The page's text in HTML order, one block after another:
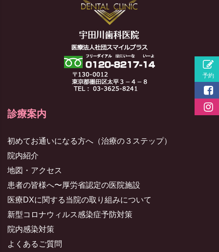
診療案内
初めてお通いになる方へ（治療の３ステップ）
院内紹介
地図・アクセス
患者の皆様へ〜厚労省認定の医院施設
医療DXに関する当院の取り組みについて
新型コロナウィルス感染症予防対策
院内感染対策
よくあるご質問